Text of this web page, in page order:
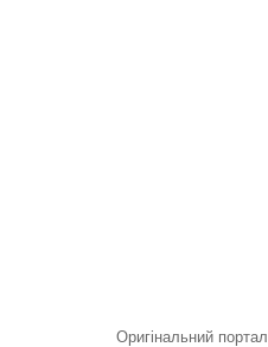
Оригінальний портал